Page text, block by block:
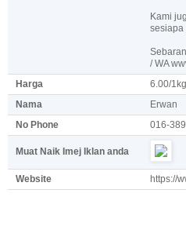
Kami
sesiapa
/ WA
Harga
6.00/1kg
Nama
Erwan
No Phone
016-
Muat Naik Imej Iklan anda
Website https://